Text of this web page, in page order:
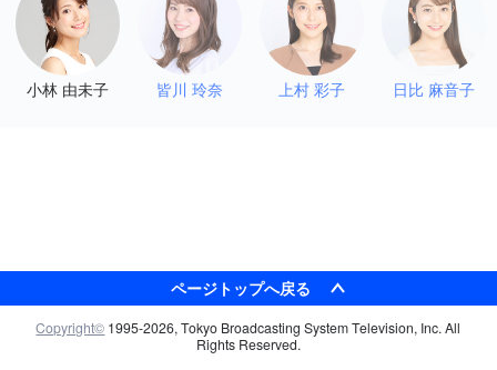
小林 由未子 皆川 玲奈 上村 彩子 日比 麻音子
ページトップへ戻る
検索
Copyright© 1995-2026, Tokyo Broadcasting System Television, Inc. All
Rights Reserved.